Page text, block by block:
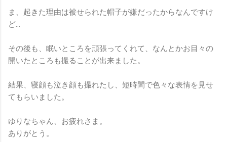
ま、起きた理由は被せられた帽子が嫌だったからなんですけ
ど…
その後も、眠いところを頑張ってくれて、なんとかお目々の
開いたところも撮ることが出来ました。
結果、寝顔も泣き顔も撮れたし、短時間で色々な表情を見せ
てもらいました。
ゆりなちゃん、お疲れさま。
ありがとう。